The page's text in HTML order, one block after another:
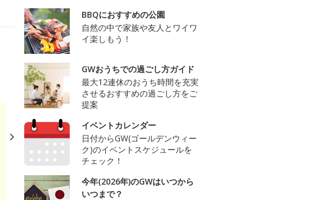
BBQにおすすめの公園
自然の中で家族や友人とワイワ
イ楽しもう！
GWおうちでの過ごし方ガイド
最大12連休のおうち時間を充実
させるおすすめの過ごし方をご
提案
イベントカレンダー
日付からGW(ゴールデンウィー
ク)のイベントスケジュールを
チェック！
今年(2026年)のGWはいつから
いつまで？